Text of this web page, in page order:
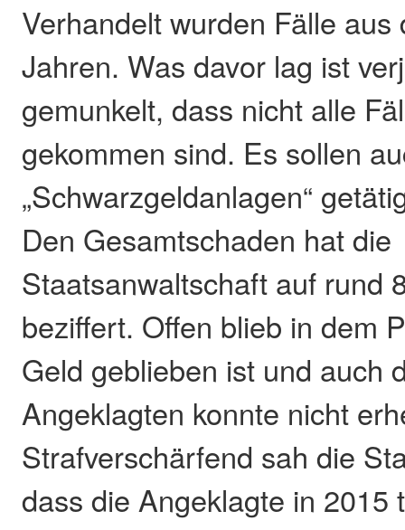
Verhandelt wurden Fälle
Jahren. Was davor lag ist
gemunkelt, dass nicht alle
gekommen sind. Es sollen
„Schwarzgeldanlagen“
Den Gesamtschaden hat die
Staatsanwaltschaft auf rund
beziffert. Offen blieb in dem
Geld geblieben ist und auch
Angeklagten konnte nicht
Strafverschärfend sah die
dass die Angeklagte in 2015